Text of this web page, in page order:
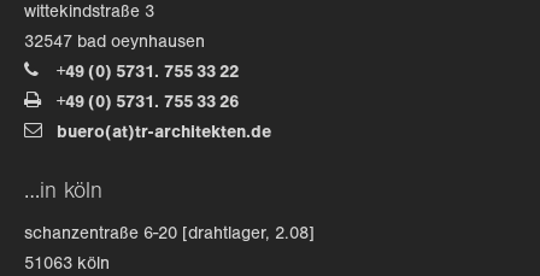
drop us a line
info@yourdomain.com
about us
lorem ipsum dolor sit amet, consectetuer
aenean commodo ligula eget dolor. aenean massa. cum
wittekindstraße 3
32547 bad oeynhausen
+49 (0) 5731. 755 33 22
+49 (0) 5731. 755 33 26
buero(at)tr-architekten.de
…in köln
schanzentraße 6-20 [drahtlager, 2.08]
51063 köln